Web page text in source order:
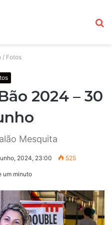
/ Fotos
2024 – 30
Mesquita
2024, 23:00 525
um minuto